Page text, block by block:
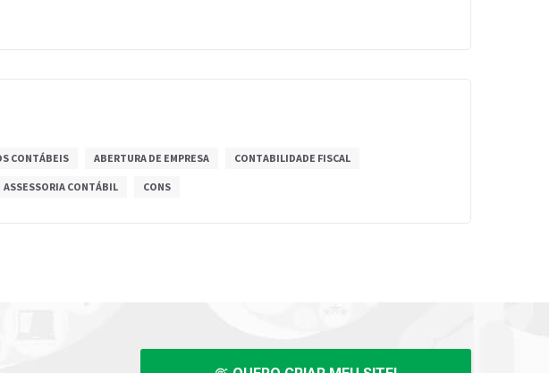
CONTÁBEIS ABERTURA DE EMPRESA CONTABILIDADE FISCAL
ASSESSORIA CONTÁBIL CONS